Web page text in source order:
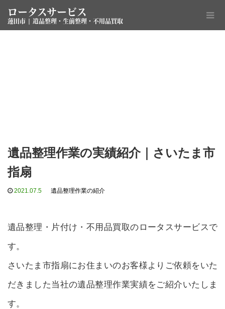
ロータスサービス
蓮田市 | 遺品整理・生前整理・不用品買取
遺品整理作業の実績紹介｜さいたま市
指扇
2021.07.5 遺品整理作業の紹介
遺品整理・片付け・不用品買取のロータスサービスで
す。
さいたま市指扇にお住まいのお客様よりご依頼をいた
だきました当社の遺品整理作業実績をご紹介いたしま
す。